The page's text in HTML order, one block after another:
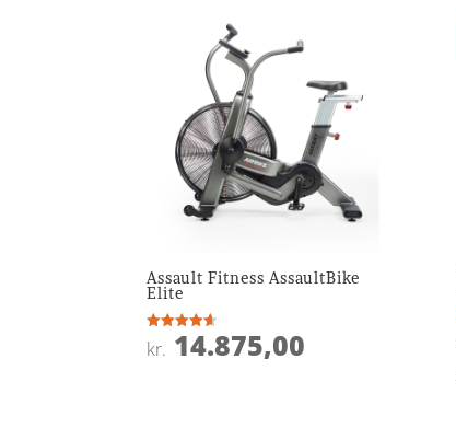
Assault Fitness AssaultBike
Elite
Vurderet
4.6
kr. 14.875,00